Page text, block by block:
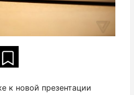
к новой презентации